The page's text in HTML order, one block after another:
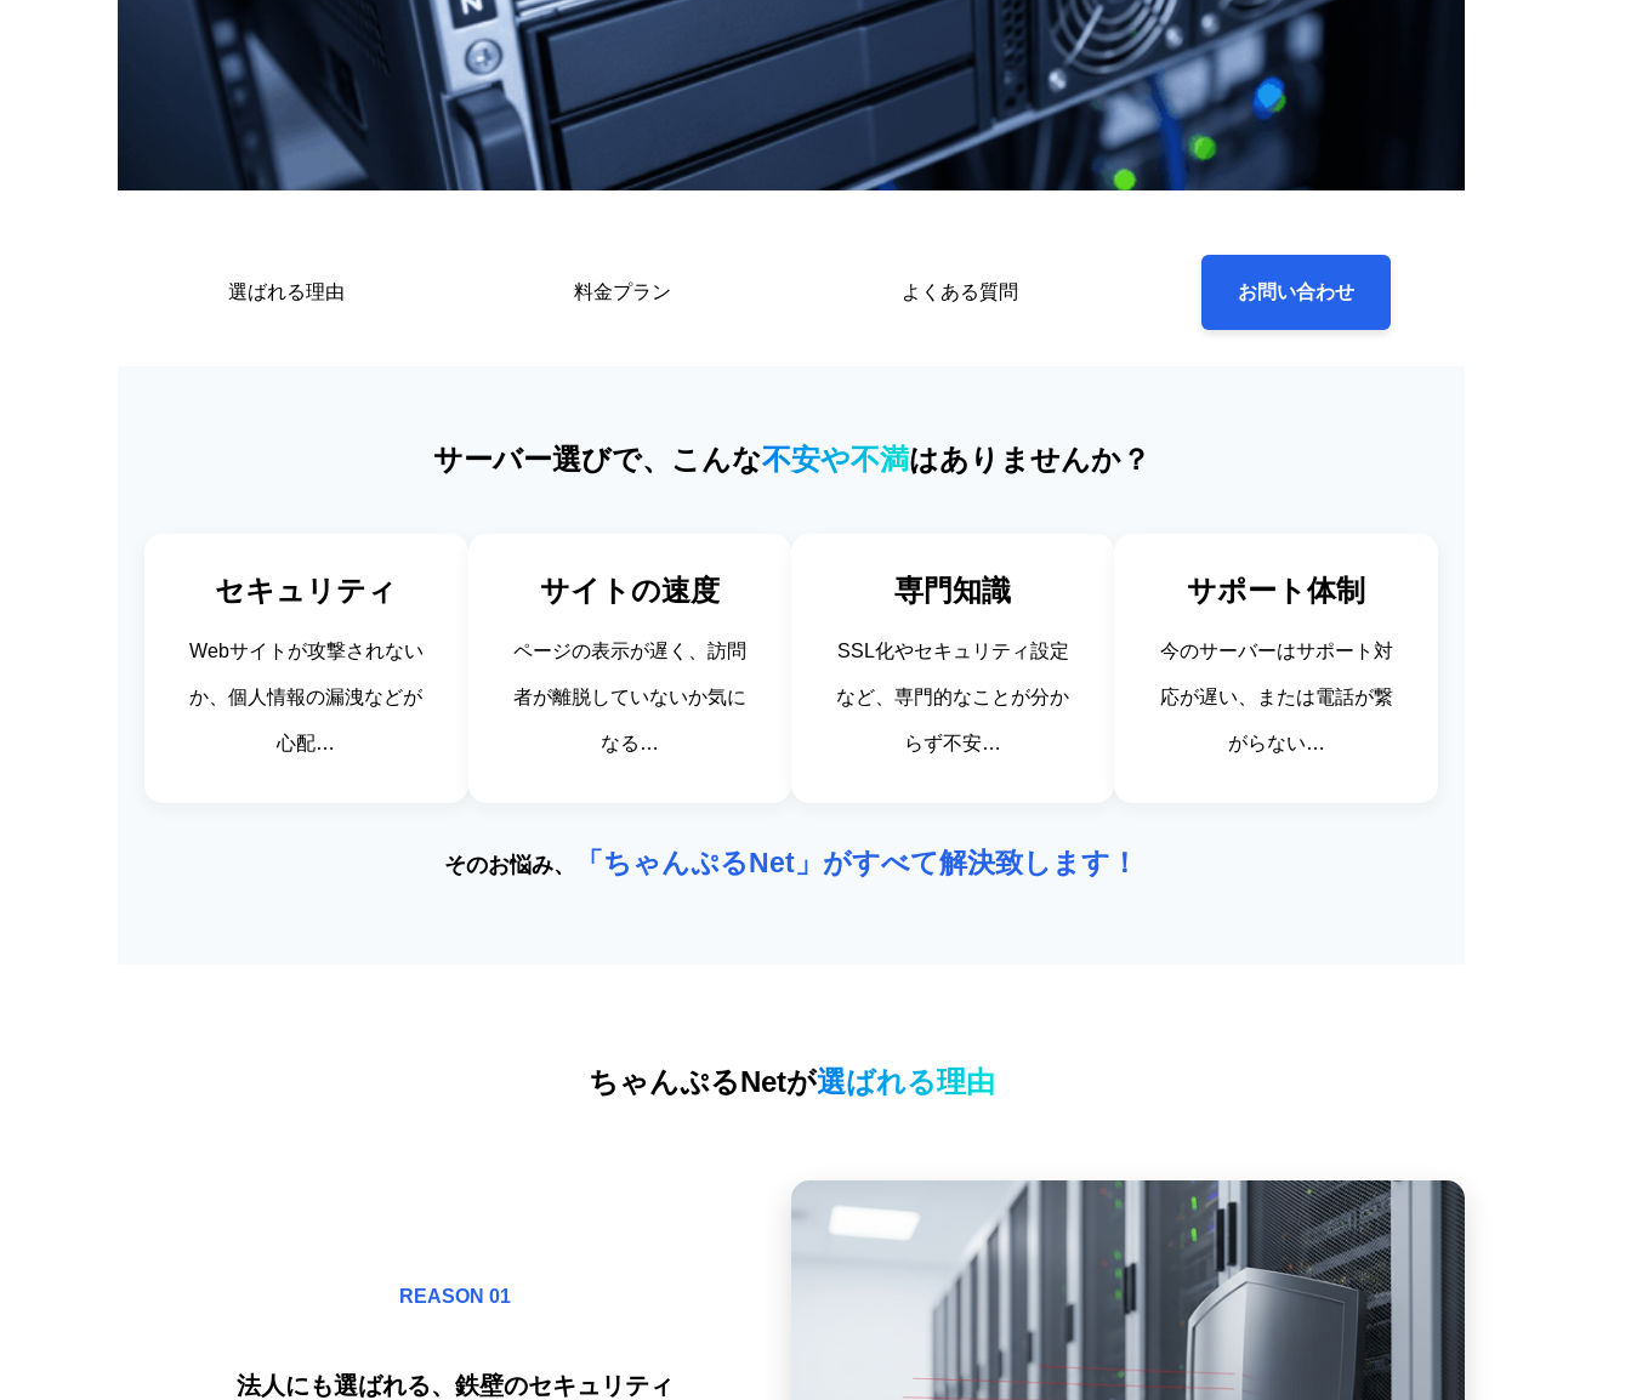
選ばれる理由 料金プラン よくある質問 お問い合わせ
サーバー選びで、こんな不安や不満はありませんか？
セキュリティ
Webサイトが攻撃されない
か、個人情報の漏洩などが
心配…
サイトの速度
ページの表示が遅く、訪問
者が離脱していないか気に
なる…
専門知識
SSL化やセキュリティ設定
など、専門的なことが分か
らず不安…
サポート体制
今のサーバーはサポート対
応が遅い、または電話が繋
がらない…
そのお悩み、 「ちゃんぷるNet」がすべて解決致します！
ちゃんぷるNetが選ばれる理由
REASON 01
法人にも選ばれる、鉄壁のセキュリティ